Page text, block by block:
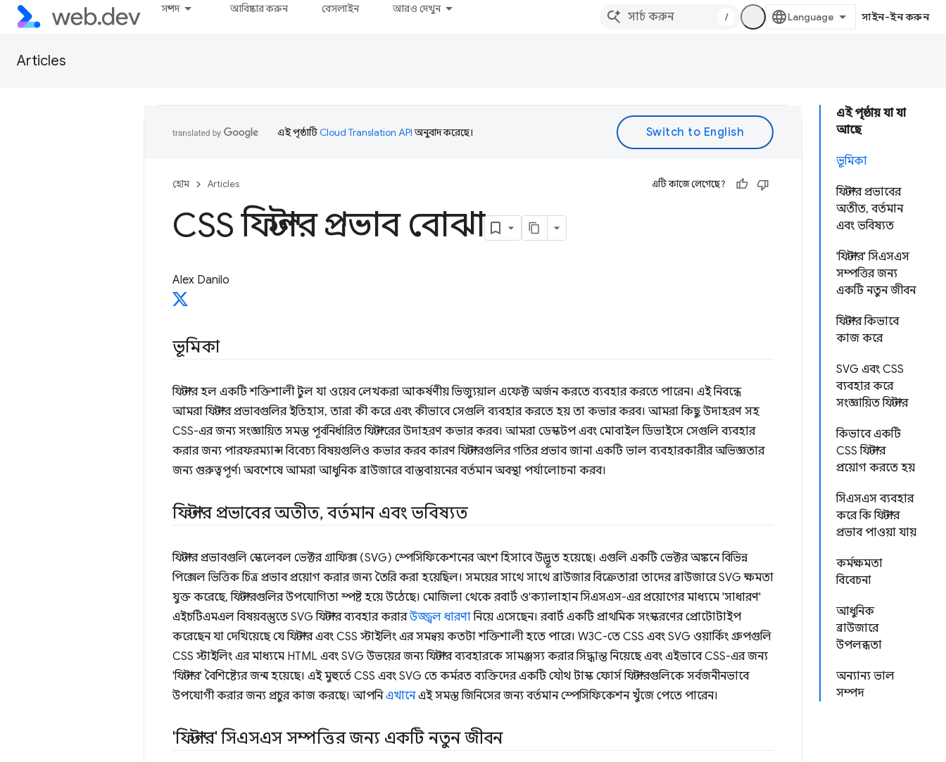
সম্পদ আবিষ্কার করুন বেসলাইন আরও দেখুন
/ সাইন-ইন করুন
Articles
এই পৃষ্ঠায় যা যা
আছে
ভূমিকা
ফিল্টার প্রভাবের
অতীত, বর্তমান
এবং ভবিষ্যত
'ফিল্টার' সিএসএস
সম্পত্তির জন্য
একটি নতুন জীবন
ফিল্টার কিভাবে
কাজ করে
SVG এবং CSS
ব্যবহার করে
সংজ্ঞায়িত ফিল্টার
কিভাবে একটি
CSS ফিল্টার
প্রয়োগ করতে হয়
সিএসএস ব্যবহার
করে কি ফিল্টার
প্রভাব পাওয়া যায়
কর্মক্ষমতা
বিবেচনা
আধুনিক
ব্রাউজারে
উপলব্ধতা
অন্যান্য ভাল
সম্পদ
এই পৃষ্ঠাটিCloud Translation APIঅনুবাদ করেছে।
হোম Articles এটি কাজে লেগেছে?
CSS ফিল্টার প্রভাব বোঝা
Alex Danilo
ভূমিকা
ফিল্টার হল একটি শক্তিশালী টুল যা ওয়েব লেখকরা আকর্ষণীয় ভিজ্যুয়াল এফেক্ট অর্জন করতে ব্যবহার করতে পারেন। এই নিবন্ধে
আমরা ফিল্টার প্রভাবগুলির ইতিহাস, তারা কী করে এবং কীভাবে সেগুলি ব্যবহার করতে হয় তা কভার করব। আমরা কিছু উদাহরণ সহ
CSS-এর জন্য সংজ্ঞায়িত সমস্ত পূর্বনির্ধারিত ফিল্টারের উদাহরণ কভার করব। আমরা ডেস্কটপ এবং মোবাইল ডিভাইসে সেগুলি ব্যবহার
করার জন্য পারফরম্যান্স বিবেচ্য বিষয়গুলিও কভার করব কারণ ফিল্টারগুলির গতির প্রভাব জানা একটি ভাল ব্যবহারকারীর অভিজ্ঞতার
জন্য গুরুত্বপূর্ণ৷ অবশেষে আমরা আধুনিক ব্রাউজারে বাস্তবায়নের বর্তমান অবস্থা পর্যালোচনা করব।
ফিল্টার প্রভাবের অতীত,বর্তমান এবং ভবিষ্যত
ফিল্টার প্রভাবগুলি স্কেলেবল ভেক্টর গ্রাফিক্স (SVG) স্পেসিফিকেশনের অংশ হিসাবে উদ্ভূত হয়েছে। এগুলি একটি ভেক্টর অঙ্কনে বিভিন্ন
পিক্সেল ভিত্তিক চিত্র প্রভাব প্রয়োগ করার জন্য তৈরি করা হয়েছিল। সময়ের সাথে সাথে ব্রাউজার বিক্রেতারা তাদের ব্রাউজারে SVG ক্ষমতা
যুক্ত করেছে, ফিল্টারগুলির উপযোগিতা স্পষ্ট হয়ে উঠেছে। মোজিলা থেকে রবার্ট ও'ক্যালাহান সিএসএস-এর প্রয়োগের মাধ্যমে 'সাধারণ'
এইচটিএমএল বিষয়বস্তুতে SVG ফিল্টার ব্যবহার করারউজ্জ্বল ধারণানিয়ে এসেছেন। রবার্ট একটি প্রাথমিক সংস্করণের প্রোটোটাইপ
করেছেন যা দেখিয়েছে যে ফিল্টার এবং CSS স্টাইলিং এর সমন্বয় কতটা শক্তিশালী হতে পারে। W3C-তে CSS এবং SVG ওয়ার্কিং গ্রুপগুলি
CSS স্টাইলিং এর মাধ্যমে HTML এবং SVG উভয়ের জন্য ফিল্টার ব্যবহারকে সামঞ্জস্য করার সিদ্ধান্ত নিয়েছে এবং এইভাবে CSS-এর জন্য
'ফিল্টার' বৈশিষ্ট্যের জন্ম হয়েছে। এই মুহুর্তে CSS এবং SVG তে কর্মরত ব্যক্তিদের একটি যৌথ টাস্ক ফোর্স ফিল্টারগুলিকে সর্বজনীনভাবে
উপযোগী করার জন্য প্রচুর কাজ করছে। আপনিএখানেএই সমস্ত জিনিসের জন্য বর্তমান স্পেসিফিকেশন খুঁজে পেতে পারেন।
'ফিল্টার' সিএসএস সম্পত্তির জন্য একটি নতুন জীবন